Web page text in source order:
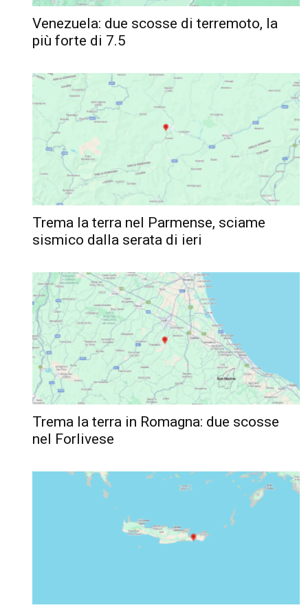
Venezuela: due scosse di terremoto, la
più forte di 7.5
Trema la terra nel Parmense, sciame
sismico dalla serata di ieri
Trema la terra in Romagna: due scosse
nel Forlivese